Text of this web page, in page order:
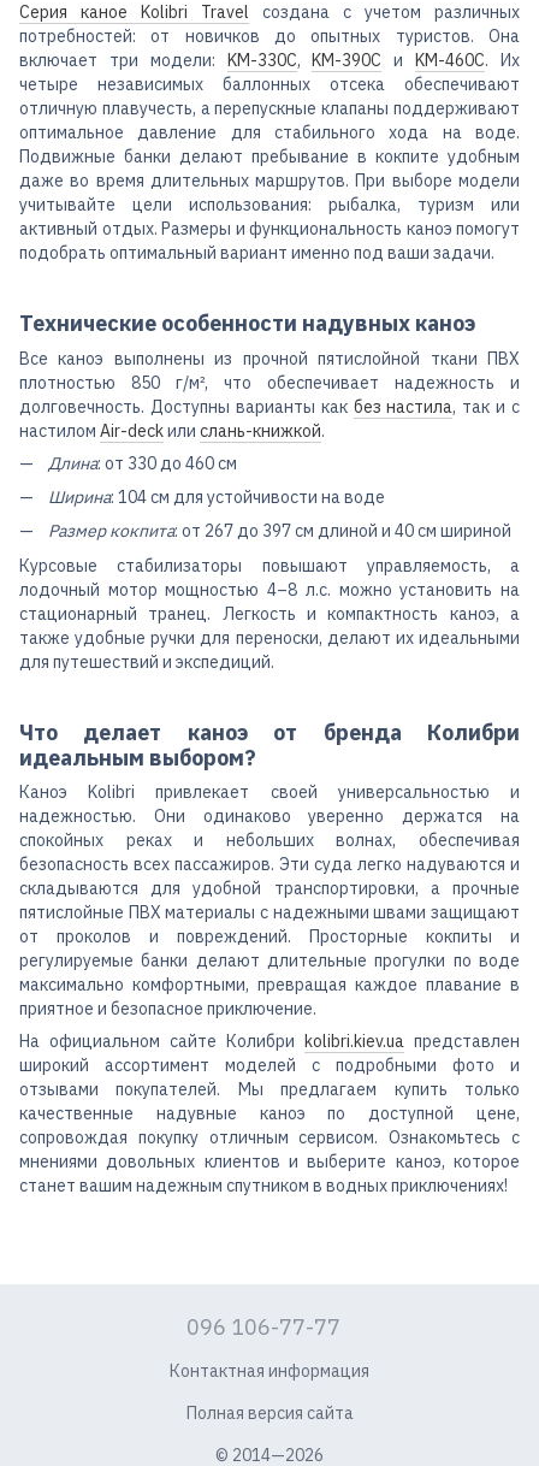
Серия каное Kolibri Travel создана с учетом различных
потребностей: от новичков до опытных туристов. Она
включает три модели: KM-330C,KM-390C иKM-460C. Их
четыре независимых баллонных отсека обеспечивают
отличную плавучесть, а перепускные клапаны поддерживают
оптимальное давление для стабильного хода на воде.
Подвижные банки делают пребывание в кокпите удобным
даже во время длительных маршрутов. При выборе модели
учитывайте цели использования: рыбалка, туризм или
активный отдых. Размеры и функциональность каноэ помогут
подобрать оптимальный вариант именно под ваши задачи.
Технические особенности надувных каноэ
Все каноэ выполнены из прочной пятислойной ткани ПВХ
плотностью 850 г/м², что обеспечивает надежность и
долговечность. Доступны варианты как без настила, так и с
настилом Air-deckили слань-книжкой.
Длина: от 330 до 460 см
Ширина: 104 см для устойчивости на воде
Размер кокпита: от 267 до 397 см длиной и 40 см шириной
Курсовые стабилизаторы повышают управляемость, а
лодочный мотор мощностью 4–8 л.с. можно установить на
стационарный транец. Легкость и компактность каноэ, а
также удобные ручки для переноски, делают их идеальными
для путешествий и экспедиций.
Что делает каноэ от бренда Колибри
идеальным выбором?
Каноэ Kolibri привлекает своей универсальностью и
надежностью. Они одинаково уверенно держатся на
спокойных реках и небольших волнах, обеспечивая
безопасность всех пассажиров. Эти суда легко надуваются и
складываются для удобной транспортировки, а прочные
пятислойные ПВХ материалы с надежными швами защищают
от проколов и повреждений. Просторные кокпиты и
регулируемые банки делают длительные прогулки по воде
максимально комфортными, превращая каждое плавание в
приятное и безопасное приключение.
На официальном сайте Колибри
kolibri.kiev.ua представлен
широкий ассортимент моделей с подробными фото и
отзывами покупателей. Мы предлагаем купить только
качественные надувные каноэ по доступной цене,
сопровождая покупку отличным сервисом. Ознакомьтесь с
мнениями довольных клиентов и выберите каноэ, которое
станет вашим надежным спутником в водных приключениях!
096 106-77-77
Контактная информация
Полная версия сайта
© 2014—2026